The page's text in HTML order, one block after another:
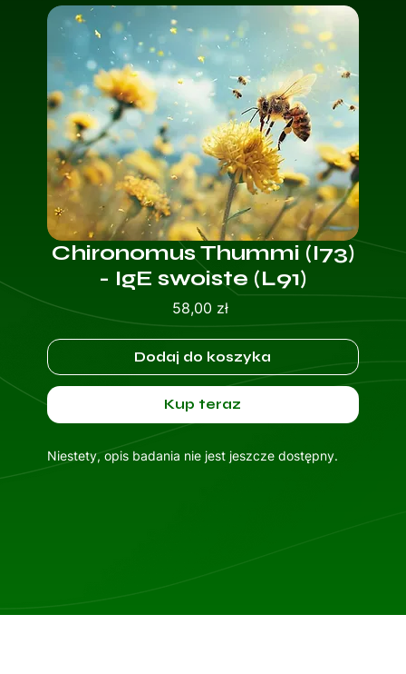
Chironomus Thummi (I73)
- IgE swoiste (L91)
58,00 złCena
Dodaj do koszyka
Kup teraz
Niestety, opis badania nie jest jeszcze dostępny.